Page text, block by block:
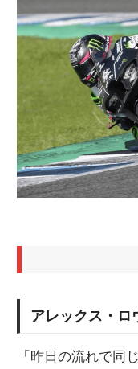
アレックス・ロ
「昨日の流れで同